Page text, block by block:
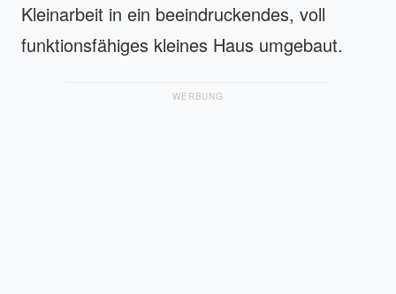
Kleinarbeit in ein beeindruckendes, voll
funktionsfähiges kleines Haus umgebaut.
WERBUNG